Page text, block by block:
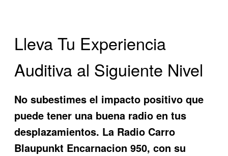
Lleva Tu Experiencia
Auditiva al Siguiente Nivel
No subestimes el impacto positivo que
puede tener una buena radio en tus
desplazamientos. La Radio Carro
Blaupunkt Encarnacion 950, con su